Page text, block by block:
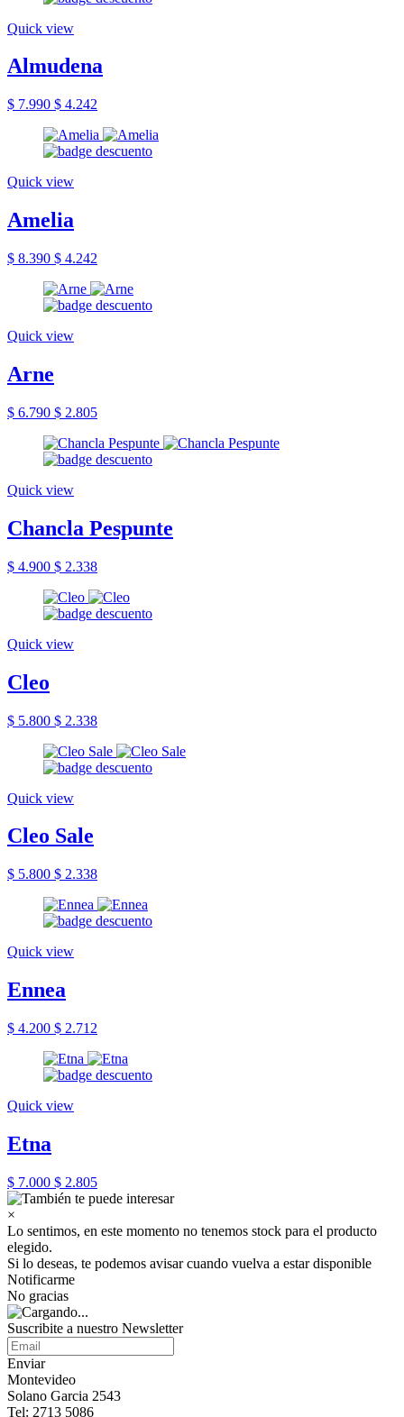
Quick view
Almudena
$ 7.990 $ 4.242
Quick view
Amelia
$ 8.390 $ 4.242
Quick view
Arne
$ 6.790 $ 2.805
Quick view
Chancla Pespunte
$ 4.900 $ 2.338
Quick view
Cleo
$ 5.800 $ 2.338
Quick view
Cleo Sale
$ 5.800 $ 2.338
Quick view
Ennea
$ 4.200 $ 2.712
Quick view
Etna
$ 7.000 $ 2.805
×
Lo sentimos, en este momento no tenemos stock para el producto
elegido.
Si lo deseas, te podemos avisar cuando vuelva a estar disponible
Notificarme
No gracias
Suscribite a nuestro Newsletter
Enviar
Montevideo
Solano Garcia 2543
Tel: 2713 5086